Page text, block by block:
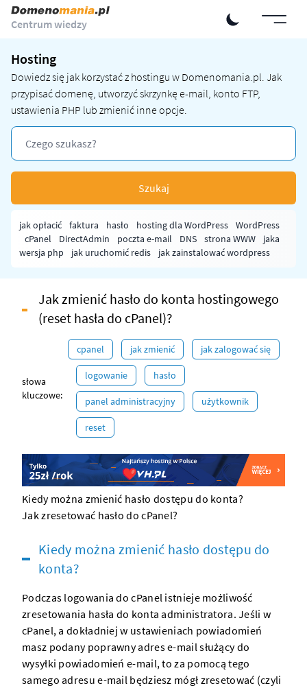
Centrum wiedzy
Hosting
Dowiedz się jak korzystać z hostingu w Domenomania.pl. Jak
przypisać domenę, utworzyć skrzynkę e-mail, konto FTP,
ustawienia PHP lub zmienić inne opcje.
Szukaj
jak opłacić faktura hasło hosting dla WordPress
WordPress
cPanel
DirectAdmin poczta e-mail DNS strona WWW
jaka
wersja php
jak uruchomić redis jak zainstalować wordpress
Jak zmienić hasło do konta hostingowego
(reset hasła do cPanel)?
słowa
kluczowe:
cpanel jak zmienić jak zalogować się
logowanie hasło
panel administracyjny użytkownik
reset
Kiedy można zmienić hasło dostępu do konta?
Jak zresetować hasło do cPanel?
Kiedy można zmienić hasło dostępu do
konta?
Podczas logowania do cPanel istnieje możliwość
zresetowania hasła do konta administratora. Jeśli w
cPanel, a dokładniej w ustawieniach powiadomień
masz podany poprawny adres e-mail służący do
wysyłki powiadomień e-mail, to za pomocą tego
samego adresu e-mail będziesz mógł zresetować (czyli